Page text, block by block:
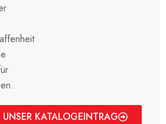
KATALOGEINTRAG